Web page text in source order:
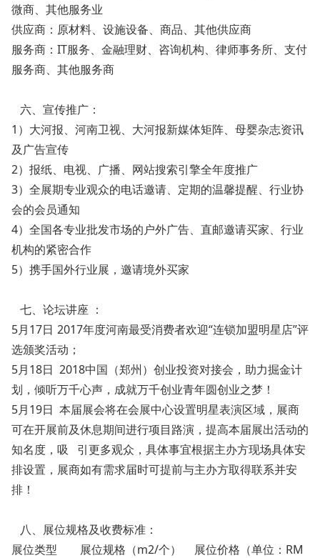
微商、其他服务业
供应商：原材料、设施设备、商品、其他供应商
服务商：IT服务、金融理财、咨询机构、律师事务所、支付
服务商、其他服务商
六、宣传推广：
1）大河报、河南卫视、大河报新媒体矩阵、母婴杂志资讯
及广告宣传
2）报纸、电视、广播、网站搜索引擎全年度推广
3）全展期专业观众的电话邀请、定期的温馨提醒、行业协
会的会员通知
4）全国各专业批发市场的户外广告、直邮邀请买家、行业
机构的紧密合作
5）携手国外行业展，邀请境外买家
七、论坛讲座 ：
5月17日 2017年度河南最受消费者欢迎“连锁加盟明星店”评
选颁奖活动；
5月18日 2018中国（郑州）创业投资对接会，助力掘金计
划，倾听万千心声，成就万千创业青年圆创业之梦！
5月19日 本届展会将在会展中心设置明星表演区域，展商
可在开展前及休息期间进行项目路演，提高本届展出活动的
知名度，吸 引更多观众，具体事宜根据主办方现场具体安
排设置，展商如有需求届时可提前与主办方取得联系并安
排！
八、展位规格及收费标准：
展位类型
展位规格（m2/个）
展位价格（单位：RM